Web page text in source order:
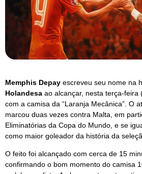
Memphis Depay escreveu seu nome na
Holandesa ao alcançar, nesta terça-feira
com a camisa da “Laranja Mecânica”. O
marcou duas vezes contra Malta, em
Eliminatórias da Copa do Mundo, e se
como maior goleador da história da
O feito foi alcançado com cerca de 15
confirmando o bom momento do camisa